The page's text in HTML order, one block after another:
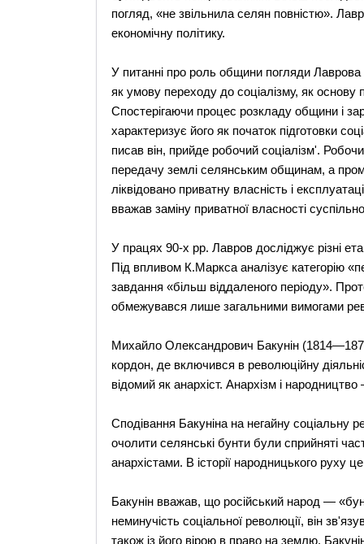
погляд, «не звільнила селян повністю».
економічну політику.
У питанні про роль общини погляди
як умову переходу до соціалізму, як основу
Спостерігаючи процес розкладу общини і
характеризує його як початок підготовки
писав він, прийде робочий соціалізм'.
передачу землі селянським общинам, а
ліквідовано приватну власність і
вважав заміну приватної власності
У працях 90-х pp. Лавров досліджує різні
Під впливом К.Маркса аналізує категорію
завдання «більш віддаленого періоду».
обмежувався лише загальними вимогами
Михайло Олександрович Бакунін
кордон, де включився в революційну
відомий як анархіст. Анархізм і народництво
Сподівання Бакуніна на негайну соціальну
очолити селянські бунти були сприйняті
анархістами. В історії народницького руху
Бакунін вважав, що російський народ —
неминучість соціальної революції, він
також із його вірою в право на землю.